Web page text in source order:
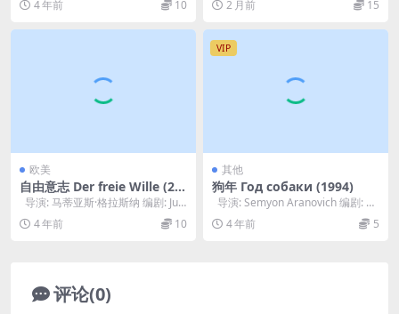
4 年前 10
家...2 月前 15
欧美
自由意志 Der freie Wille (20
06)
导演: 马蒂亚斯·格拉斯纳 编剧: Judi
th Angerbau...
4 年前 10
VIP
其他
狗年 Год собаки (1994)
导演: Semyon Aranovich 编剧: Al
bina S...
4 年前 5
评论(0)